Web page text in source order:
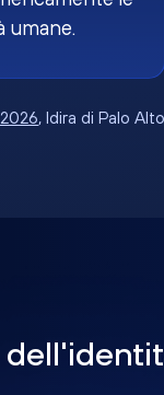
umane.
, Idira di Palo